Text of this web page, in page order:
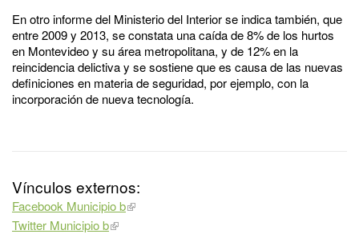
En otro informe del Ministerio del Interior se indica también, que
entre 2009 y 2013, se constata una caída de 8% de los hurtos
en Montevideo y su área metropolitana, y de 12% en la
reincidencia delictiva y se sostiene que es causa de las nuevas
definiciones en materia de seguridad, por ejemplo, con la
incorporación de nueva tecnología.
Vínculos externos:
Facebook Municipio b
Twitter Municipio b